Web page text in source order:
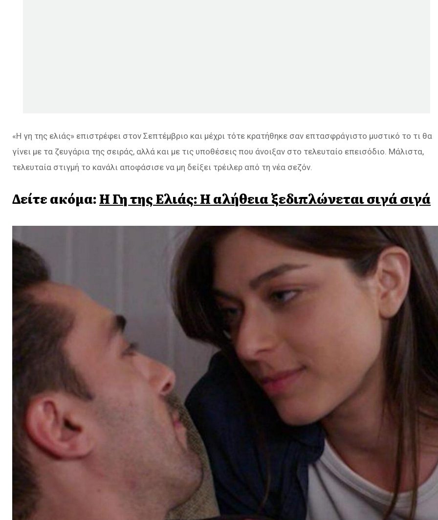
«H γη της ελιάς» επιστρέφει στον Σεπτέμβριο και μέχρι τότε κρατήθηκε σαν επτασφράγιστο μυστικό το τι θα
γίνει με τα ζευγάρια της σειράς, αλλά και με τις υποθέσεις που άνοιξαν στο τελευταίο επεισόδιο. Μάλιστα,
τελευταία στιγμή το κανάλι αποφάσισε να μη δείξει τρέιλερ από τη νέα σεζόν.
Δείτε ακόμα:Η Γη της Ελιάς: Η αλήθεια ξεδιπλώνεται σιγά σιγά